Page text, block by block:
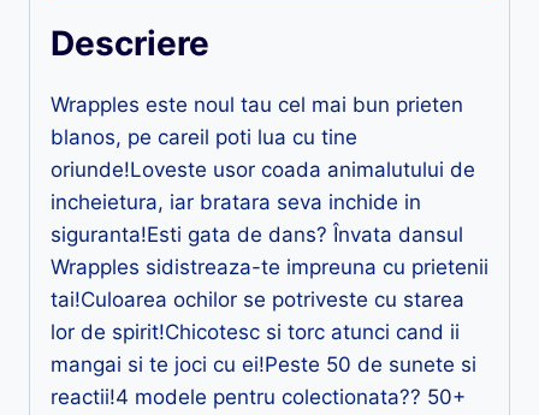
Descriere
Wrapples este noul tau cel mai bun prieten
blanos, pe careil poti lua cu tine
oriunde!Loveste usor coada animalutului de
incheietura, iar bratara seva inchide in
siguranta!Esti gata de dans? Învata dansul
Wrapples sidistreaza-te impreuna cu prietenii
tai!Culoarea ochilor se potriveste cu starea
lor de spirit!Chicotesc si torc atunci cand ii
mangai si te joci cu ei!Peste 50 de sunete si
reactii!4 modele pentru colectionata?? 50+